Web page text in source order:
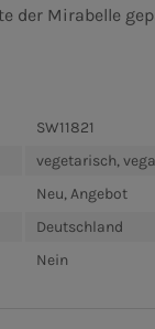
Mirabelle
SW11821
vegetarisch,
Neu, Angebot
Deutschland
Nein